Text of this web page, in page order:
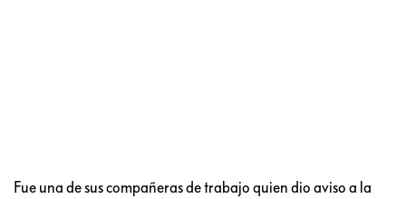
Fue una de sus compañeras de trabajo quien dio aviso a la